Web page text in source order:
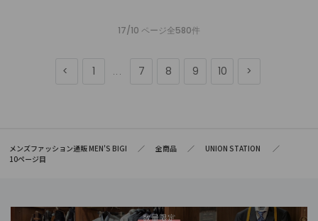
17/10 ページ全580件
1 ... 7 8 9 10
メンズファッション通販 MEN'S BIGI 全商品
UNION STATION
10ページ目